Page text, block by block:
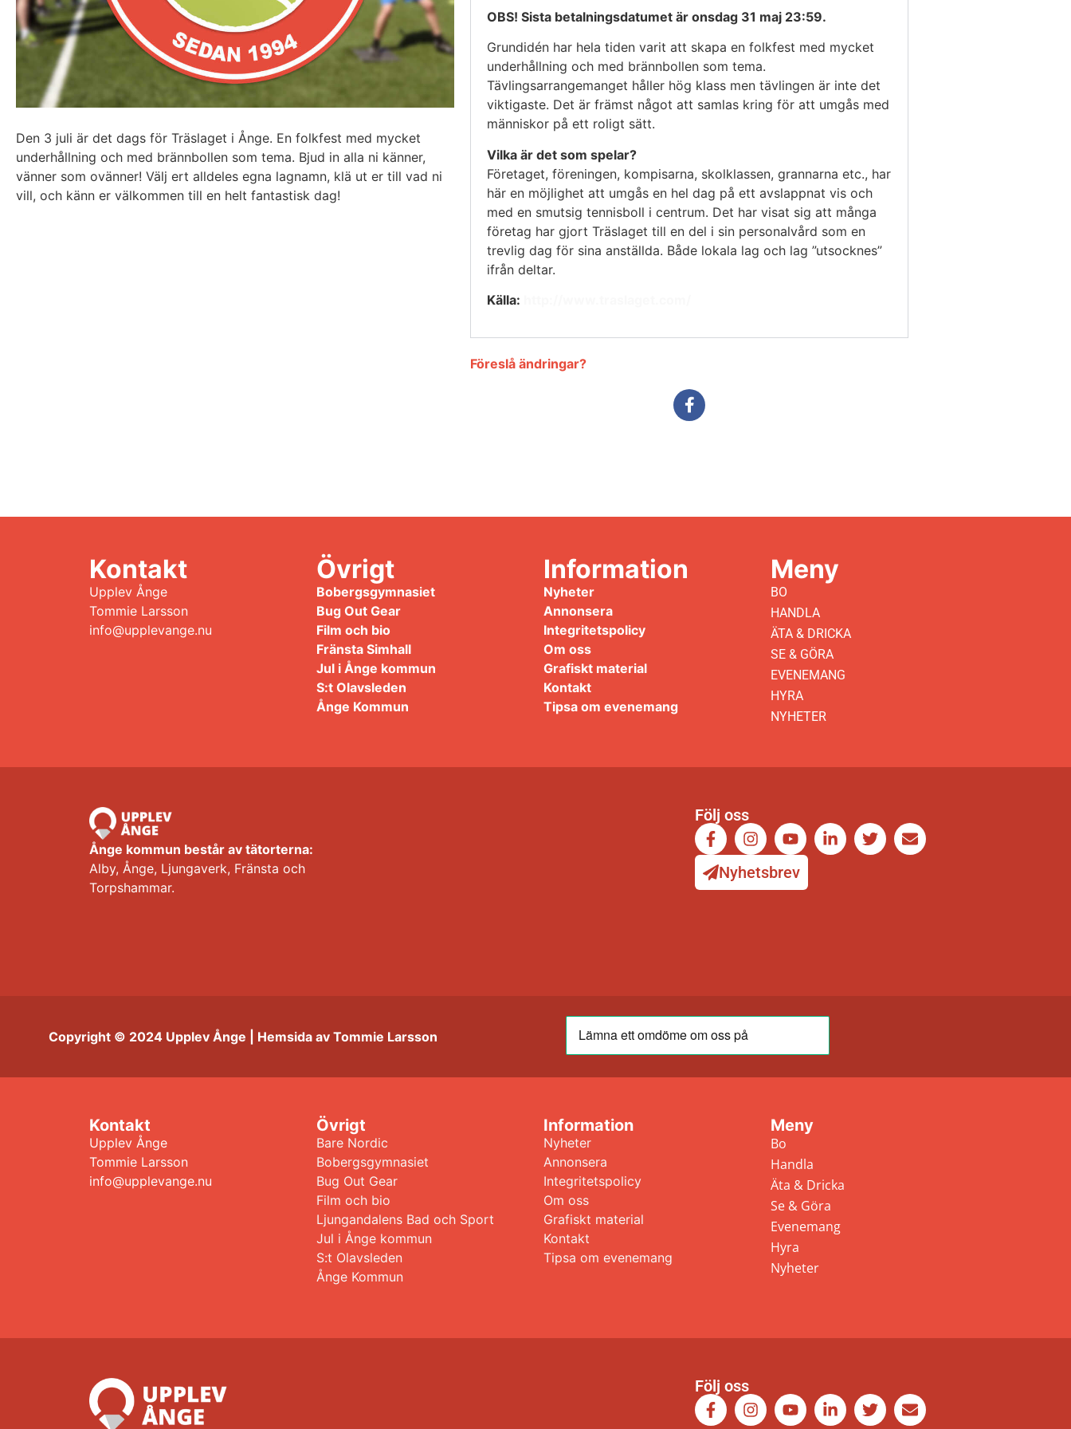
Den 3 juli är det dags för Träslaget i Ånge. En folkfest med mycket
underhållning och med brännbollen som tema. Bjud in alla ni känner,
vänner som ovänner! Välj ert alldeles egna lagnamn, klä ut er till vad ni
vill, och känn er välkommen till en helt fantastisk dag!
OBS! Sista betalningsdatumet är onsdag 31 maj 23:59.
Grundidén har hela tiden varit att skapa en folkfest med mycket
underhållning och med brännbollen som tema.
Tävlingsarrangemanget håller hög klass men tävlingen är inte det
viktigaste. Det är främst något att samlas kring för att umgås med
människor på ett roligt sätt.
Vilka är det som spelar?
Företaget, föreningen, kompisarna, skolklassen, grannarna etc., har
här en möjlighet att umgås en hel dag på ett avslappnat vis och
med en smutsig tennisboll i centrum. Det har visat sig att många
företag har gjort Träslaget till en del i sin personalvård som en
trevlig dag för sina anställda. Både lokala lag och lag ”utsocknes”
ifrån deltar.
Källa:
Föreslå ändringar?
Kontakt
Upplev Ånge
Tommie Larsson
info@upplevange.nu
Övrigt
Bobergsgymnasiet
Bug Out Gear
Film och bio
Fränsta Simhall
Jul i Ånge kommun
S:t Olavsleden
Ånge Kommun
Information
Nyheter
Annonsera
Integritetspolicy
Om oss
Grafiskt material
Kontakt
Tipsa om evenemang
Meny
BO
HANDLA
ÄTA & DRICKA
SE & GÖRA
EVENEMANG
HYRA
NYHETER
Ånge kommun består av tätorterna:
Alby, Ånge, Ljungaverk, Fränsta och
Torpshammar.
Följ oss
Nyhetsbrev
Copyright © 2024 Upplev Ånge | Hemsida av Tommie Larsson
Kontakt
Upplev Ånge
Tommie Larsson
info@upplevange.nu
Övrigt
Bare Nordic
Bobergsgymnasiet
Bug Out Gear
Film och bio
Ljungandalens Bad och Sport
Jul i Ånge kommun
S:t Olavsleden
Ånge Kommun
Information
Nyheter
Annonsera
Integritetspolicy
Om oss
Grafiskt material
Kontakt
Tipsa om evenemang
Meny
Bo
Handla
Äta & Dricka
Se & Göra
Evenemang
Hyra
Nyheter
Följ oss